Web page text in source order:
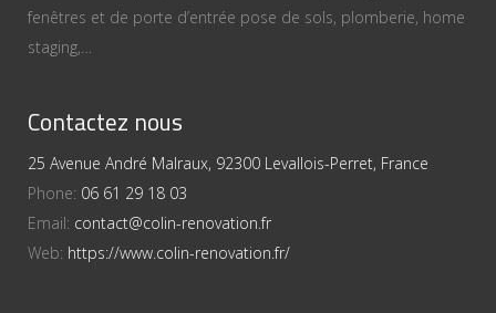
fenêtres et de porte d’entrée pose de sols, plomberie, home
staging,…
Contactez nous
25 Avenue André Malraux, 92300 Levallois-Perret, France
Phone: 06 61 29 18 03
Email: contact@colin-renovation.fr
Web: https://www.colin-renovation.fr/